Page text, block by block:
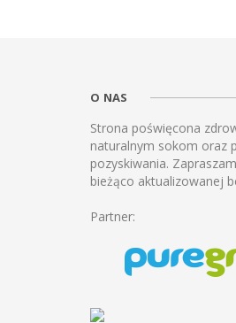
O NAS
Strona poświęcona
naturalnym sokom oraz
pozyskiwania.
bieżąco aktualizowanej
Partner: